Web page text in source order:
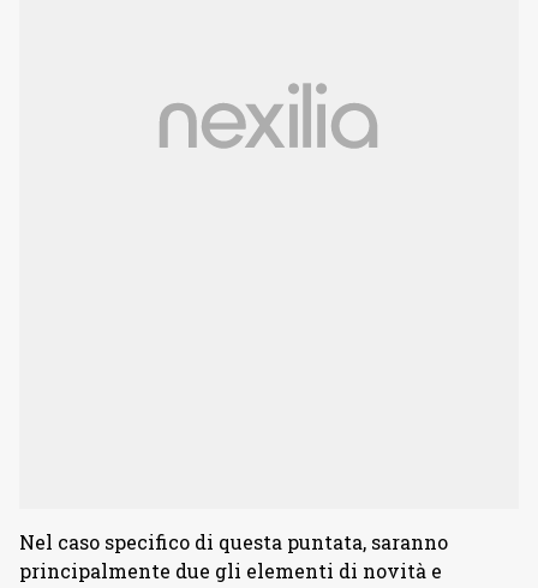
Nel caso specifico di questa puntata, saranno
principalmente due gli elementi di novità e